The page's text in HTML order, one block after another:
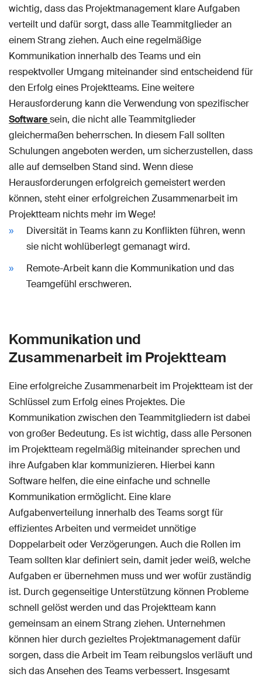
wichtig, dass das Projektmanagement klare Aufgaben
verteilt und dafür sorgt, dass alle Teammitglieder an
einem Strang ziehen. Auch eine regelmäßige
Kommunikation innerhalb des Teams und ein
respektvoller Umgang miteinander sind entscheidend für
den Erfolg eines Projektteams. Eine weitere
Herausforderung kann die Verwendung von spezifischer
Softwaresein, die nicht alle Teammitglieder
gleichermaßen beherrschen. In diesem Fall sollten
Schulungen angeboten werden, um sicherzustellen, dass
alle auf demselben Stand sind. Wenn diese
Herausforderungen erfolgreich gemeistert werden
können, steht einer erfolgreichen Zusammenarbeit im
Projektteam nichts mehr im Wege!
Diversität in Teams kann zu Konflikten führen, wenn
sie nicht wohlüberlegt gemanagt wird.
Remote-Arbeit kann die Kommunikation und das
Teamgefühl erschweren.
Kommunikation und
Zusammenarbeit im Projektteam
Eine erfolgreiche Zusammenarbeit im Projektteam ist der
Schlüssel zum Erfolg eines Projektes. Die
Kommunikation zwischen den Teammitgliedern ist dabei
von großer Bedeutung. Es ist wichtig, dass alle Personen
im Projektteam regelmäßig miteinander sprechen und
ihre Aufgaben klar kommunizieren. Hierbei kann
Software helfen, die eine einfache und schnelle
Kommunikation ermöglicht. Eine klare
Aufgabenverteilung innerhalb des Teams sorgt für
effizientes Arbeiten und vermeidet unnötige
Doppelarbeit oder Verzögerungen. Auch die Rollen im
Team sollten klar definiert sein, damit jeder weiß, welche
Aufgaben er übernehmen muss und wer wofür zuständig
ist. Durch gegenseitige Unterstützung können Probleme
schnell gelöst werden und das Projektteam kann
gemeinsam an einem Strang ziehen. Unternehmen
können hier durch gezieltes Projektmanagement dafür
sorgen, dass die Arbeit im Team reibungslos verläuft und
sich das Ansehen des Teams verbessert. Insgesamt